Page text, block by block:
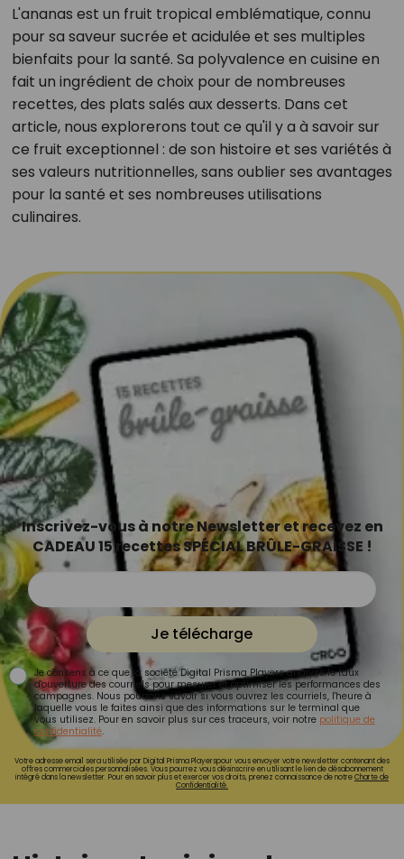
L'ananas est un fruit tropical emblématique, connu
pour sa saveur sucrée et acidulée et ses multiples
bienfaits pour la santé. Sa polyvalence en cuisine en
fait un ingrédient de choix pour de nombreuses
recettes, des plats salés aux desserts. Dans cet
article, nous explorerons tout ce qu'il y a à savoir sur
ce fruit exceptionnel : de son histoire et ses variétés à
ses valeurs nutritionnelles, sans oublier ses avantages
pour la santé et ses nombreuses utilisations
culinaires.
Inscrivez-vous à notre Newsletter et recevez en
CADEAU 15 recettes SPÉCIAL BRÛLE-GRAISSE !
Je télécharge
Je consens à ce que la société Digital Prisma Players analyse le taux
d'ouverture des courriels pour mesurer et optimiser les performances des
campagnes. Nous pourrons savoir si vous ouvrez les courriels, l'heure à
laquelle vous le faites ainsi que des informations sur le terminal que
vous utilisez. Pour en savoir plus sur ces traceurs, voir notre politique de
confidentialité.
Votre adresse email sera utilisée par Digital Prisma Playerspour vous envoyer votre newsletter contenant des
offres commerciales personnalisées. Vous pourrez vous désinscrire en utilisant le lien de désabonnement
intégré dans la newsletter. Pour en savoir plus et exercer vos droits, prenez connaissance de notreCharte de
Confidentialité.